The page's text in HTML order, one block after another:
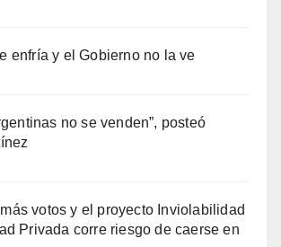
enfría y el Gobierno no la ve
no se venden”, posteó
votos y el proyecto Inviolabilidad
Privada corre riesgo de caerse en